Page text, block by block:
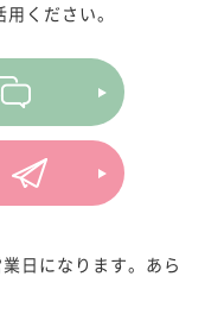
ください。
日になります。あら